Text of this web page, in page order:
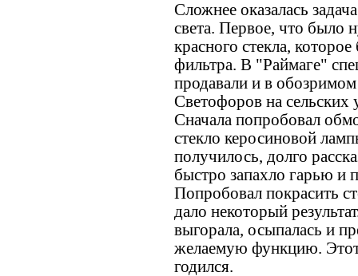
Сложнее оказалась
света. Первое, что было
красного стекла,
фильтра. В "Раймаге"
продавали и в
Светофоров на сельских
Сначала попробовал
стекло керосиновой
получилось, долго
быстро запахло гарью
Попробовал покрасить
дало некоторый
выгорала, осыпалась и
желаемую функцию.
годился.